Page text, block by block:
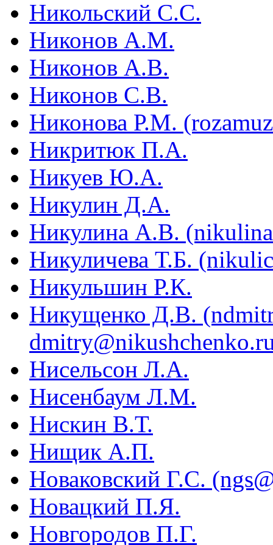
Никольский С.С.
Никонов А.М.
Никонов А.В.
Никонов С.В.
Никонова Р.М.
Никритюк П.А.
Никуев Ю.А.
Никулин Д.А.
Никулина А.В.
Никуличева Т.Б.
Никульшин Р.К.
Никущенко Д.В.
Нисельсон Л.А.
Нисенбаум Л.М.
Нискин В.Т.
Нищик А.П.
Новаковский Г.С.
Новацкий П.Я.
Новгородов П.Г.